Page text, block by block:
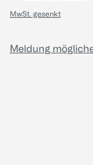
MwSt. gesenkt
Meldung